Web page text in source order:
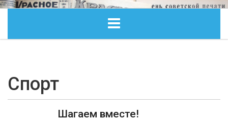
ОБЩЕСТВО
ЭКОНОМИКА
Спорт
Шагаем вместе!